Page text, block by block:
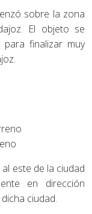
sobre la zona
El objeto se
finalizar muy
este de la ciudad
en dirección
ciudad.